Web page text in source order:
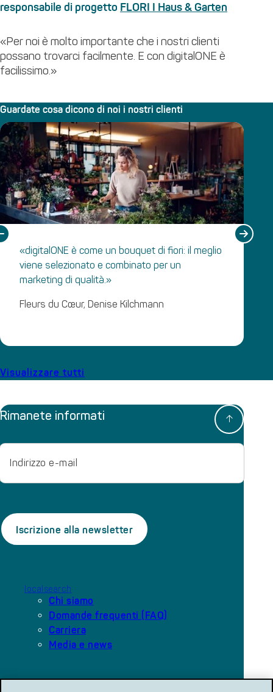
responsabile di progetto FLORI I Haus & Garten
«Per noi è molto importante che i nostri clienti
possano trovarci facilmente. E con digitalONE è
facilissimo.»
Guardate cosa dicono di noi i nostri clienti
«digitalONE è come un bouquet di fiori: il meglio
viene selezionato e combinato per un
marketing di qualità.»
Fleurs du Cœur, Denise Kilchmann
Visualizzare tutti
Rimanete informati
Email
localsearch
Chi siamo
Domande frequenti (FAQ)
Carriera
Media e news